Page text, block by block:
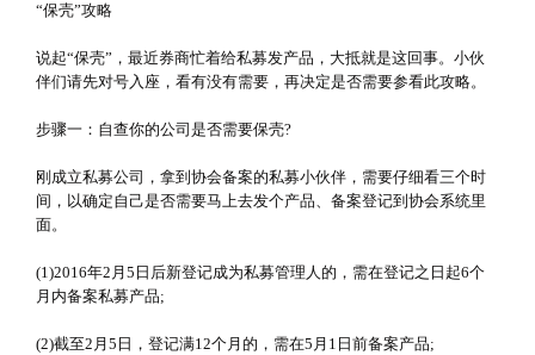
“保壳”攻略
说起“保壳”，最近券商忙着给私募发产品，大抵就是这回事。小伙
伴们请先对号入座，看有没有需要，再决定是否需要参看此攻略。
步骤一：自查你的公司是否需要保壳?
刚成立私募公司，拿到协会备案的私募小伙伴，需要仔细看三个时
间，以确定自己是否需要马上去发个产品、备案登记到协会系统里
面。
(1)2016年2月5日后新登记成为私募管理人的，需在登记之日起6个
月内备案私募产品;
(2)截至2月5日，登记满12个月的，需在5月1日前备案产品;